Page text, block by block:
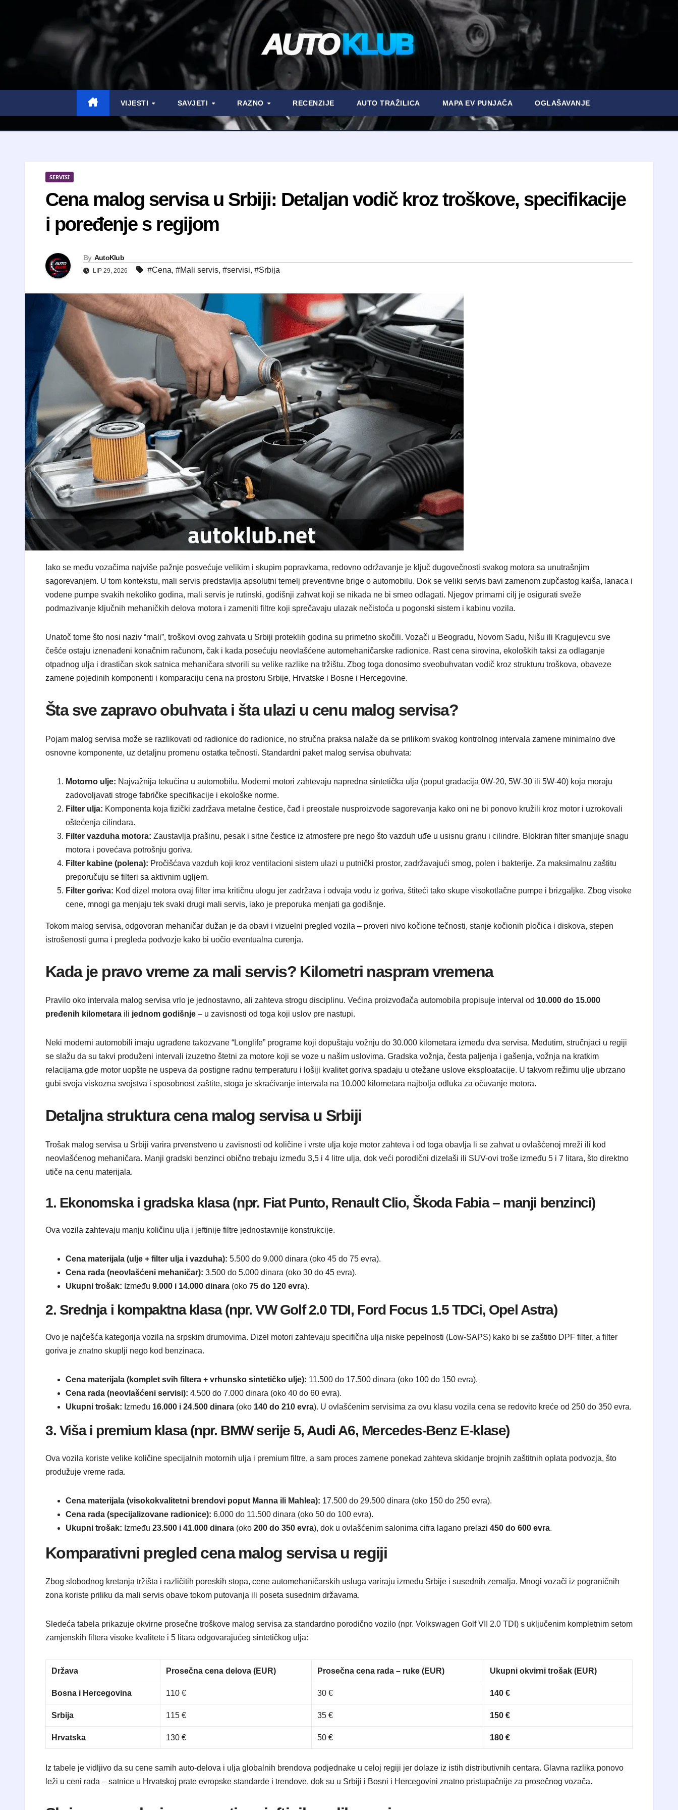
AUTOKLUB
VIJESTI SAVJETI RAZNO RECENZIJE AUTO TRAŽILICA MAPA EV PUNJAČA OGLAŠAVANJE
SERVISI
Cena malog servisa u Srbiji: Detaljan vodič kroz troškove, specifikacije
i poređenje s regijom
By AutoKlub
LIP 29, 2026 #Cena, #Mali servis, #servisi, #Srbija
Iako se među vozačima najviše pažnje posvećuje velikim i skupim popravkama, redovno održavanje je ključ dugovečnosti svakog motora sa unutrašnjim
sagorevanjem. U tom kontekstu, mali servis predstavlja apsolutni temelj preventivne brige o automobilu. Dok se veliki servis bavi zamenom zupčastog kaiša, lanaca i
vodene pumpe svakih nekoliko godina, mali servis je rutinski, godišnji zahvat koji se nikada ne bi smeo odlagati. Njegov primarni cilj je osigurati sveže
podmazivanje ključnih mehaničkih delova motora i zameniti filtre koji sprečavaju ulazak nečistoća u pogonski sistem i kabinu vozila.
Unatoč tome što nosi naziv “mali”, troškovi ovog zahvata u Srbiji proteklih godina su primetno skočili. Vozači u Beogradu, Novom Sadu, Nišu ili Kragujevcu sve
češće ostaju iznenađeni konačnim računom, čak i kada posećuju neovlašćene automehaničarske radionice. Rast cena sirovina, ekoloških taksi za odlaganje
otpadnog ulja i drastičan skok satnica mehaničara stvorili su velike razlike na tržištu. Zbog toga donosimo sveobuhvatan vodič kroz strukturu troškova, obaveze
zamene pojedinih komponenti i komparaciju cena na prostoru Srbije, Hrvatske i Bosne i Hercegovine.
Šta sve zapravo obuhvata i šta ulazi u cenu malog servisa?
Pojam malog servisa može se razlikovati od radionice do radionice, no stručna praksa nalaže da se prilikom svakog kontrolnog intervala zamene minimalno dve
osnovne komponente, uz detaljnu promenu ostatka tečnosti. Standardni paket malog servisa obuhvata:
Motorno ulje: Najvažnija tekućina u automobilu. Moderni motori zahtevaju napredna sintetička ulja (poput gradacija 0W-20, 5W-30 ili 5W-40) koja moraju
zadovoljavati stroge fabričke specifikacije i ekološke norme.
Filter ulja: Komponenta koja fizički zadržava metalne čestice, čađ i preostale nusproizvode sagorevanja kako oni ne bi ponovo kružili kroz motor i uzrokovali
oštećenja cilindara.
Filter vazduha motora: Zaustavlja prašinu, pesak i sitne čestice iz atmosfere pre nego što vazduh uđe u usisnu granu i cilindre. Blokiran filter smanjuje snagu
motora i povećava potrošnju goriva.
Filter kabine (polena): Pročišćava vazduh koji kroz ventilacioni sistem ulazi u putnički prostor, zadržavajući smog, polen i bakterije. Za maksimalnu zaštitu
preporučuju se filteri sa aktivnim ugljem.
Filter goriva: Kod dizel motora ovaj filter ima kritičnu ulogu jer zadržava i odvaja vodu iz goriva, štiteći tako skupe visokotlačne pumpe i brizgaljke. Zbog visoke
cene, mnogi ga menjaju tek svaki drugi mali servis, iako je preporuka menjati ga godišnje.
Tokom malog servisa, odgovoran mehaničar dužan je da obavi i vizuelni pregled vozila – proveri nivo kočione tečnosti, stanje kočionih pločica i diskova, stepen
istrošenosti guma i pregleda podvozje kako bi uočio eventualna curenja.
Kada je pravo vreme za mali servis? Kilometri naspram vremena
Pravilo oko intervala malog servisa vrlo je jednostavno, ali zahteva strogu disciplinu. Većina proizvođača automobila propisuje interval od 10.000 do 15.000
pređenih kilometara ili jednom godišnje – u zavisnosti od toga koji uslov pre nastupi.
Neki moderni automobili imaju ugrađene takozvane “Longlife” programe koji dopuštaju vožnju do 30.000 kilometara između dva servisa. Međutim, stručnjaci u regiji
se slažu da su takvi produženi intervali izuzetno štetni za motore koji se voze u našim uslovima. Gradska vožnja, česta paljenja i gašenja, vožnja na kratkim
relacijama gde motor uopšte ne uspeva da postigne radnu temperaturu i lošiji kvalitet goriva spadaju u otežane uslove eksploatacije. U takvom režimu ulje ubrzano
gubi svoja viskozna svojstva i sposobnost zaštite, stoga je skraćivanje intervala na 10.000 kilometara najbolja odluka za očuvanje motora.
Detaljna struktura cena malog servisa u Srbiji
Trošak malog servisa u Srbiji varira prvenstveno u zavisnosti od količine i vrste ulja koje motor zahteva i od toga obavlja li se zahvat u ovlašćenoj mreži ili kod
neovlašćenog mehaničara. Manji gradski benzinci obično trebaju između 3,5 i 4 litre ulja, dok veći porodični dizelaši ili SUV-ovi troše između 5 i 7 litara, što direktno
utiče na cenu materijala.
1. Ekonomska i gradska klasa (npr. Fiat Punto, Renault Clio, Škoda Fabia – manji benzinci)
Ova vozila zahtevaju manju količinu ulja i jeftinije filtre jednostavnije konstrukcije.
Cena materijala (ulje + filter ulja i vazduha): 5.500 do 9.000 dinara (oko 45 do 75 evra).
Cena rada (neovlašćeni mehaničar): 3.500 do 5.000 dinara (oko 30 do 45 evra).
Ukupni trošak: Između 9.000 i 14.000 dinara (oko 75 do 120 evra).
2. Srednja i kompaktna klasa (npr. VW Golf 2.0 TDI, Ford Focus 1.5 TDCi, Opel Astra)
Ovo je najčešća kategorija vozila na srpskim drumovima. Dizel motori zahtevaju specifična ulja niske pepelnosti (Low-SAPS) kako bi se zaštitio DPF filter, a filter
goriva je znatno skuplji nego kod benzinaca.
Cena materijala (komplet svih filtera + vrhunsko sintetičko ulje): 11.500 do 17.500 dinara (oko 100 do 150 evra).
Cena rada (neovlašćeni servisi): 4.500 do 7.000 dinara (oko 40 do 60 evra).
Ukupni trošak: Između 16.000 i 24.500 dinara (oko 140 do 210 evra). U ovlašćenim servisima za ovu klasu vozila cena se redovito kreće od 250 do 350 evra.
3. Viša i premium klasa (npr. BMW serije 5, Audi A6, Mercedes-Benz E-klase)
Ova vozila koriste velike količine specijalnih motornih ulja i premium filtre, a sam proces zamene ponekad zahteva skidanje brojnih zaštitnih oplata podvozja, što
produžuje vreme rada.
Cena materijala (visokokvalitetni brendovi poput Manna ili Mahlea): 17.500 do 29.500 dinara (oko 150 do 250 evra).
Cena rada (specijalizovane radionice): 6.000 do 11.500 dinara (oko 50 do 100 evra).
Ukupni trošak: Između 23.500 i 41.000 dinara (oko 200 do 350 evra), dok u ovlašćenim salonima cifra lagano prelazi 450 do 600 evra.
Komparativni pregled cena malog servisa u regiji
Zbog slobodnog kretanja tržišta i različitih poreskih stopa, cene automehaničarskih usluga variraju između Srbije i susednih zemalja. Mnogi vozači iz pograničnih
zona koriste priliku da mali servis obave tokom putovanja ili poseta susednim državama.
Sledeća tabela prikazuje okvirne prosečne troškove malog servisa za standardno porodično vozilo (npr. Volkswagen Golf VII 2.0 TDI) s uključenim kompletnim setom
zamjenskih filtera visoke kvalitete i 5 litara odgovarajućeg sintetičkog ulja:
Država Prosečna cena delova (EUR) Prosečna cena rada – ruke (EUR) Ukupni okvirni trošak (EUR)
Bosna i Hercegovina 110 € 30 € 140 €
Srbija 115 € 35 € 150 €
Hrvatska 130 € 50 € 180 €
Iz tabele je vidljivo da su cene samih auto-delova i ulja globalnih brendova podjednake u celoj regiji jer dolaze iz istih distributivnih centara. Glavna razlika ponovo
leži u ceni rada – satnice u Hrvatskoj prate evropske standarde i trendove, dok su u Srbiji i Bosni i Hercegovini znatno pristupačnije za prosečnog vozača.